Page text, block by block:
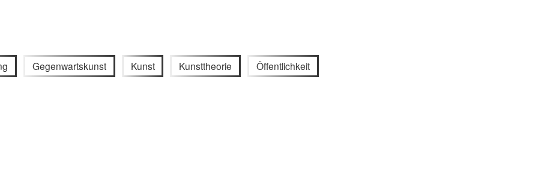
Gegenwartskunst Kunst Kunsttheorie Öffentlichkeit